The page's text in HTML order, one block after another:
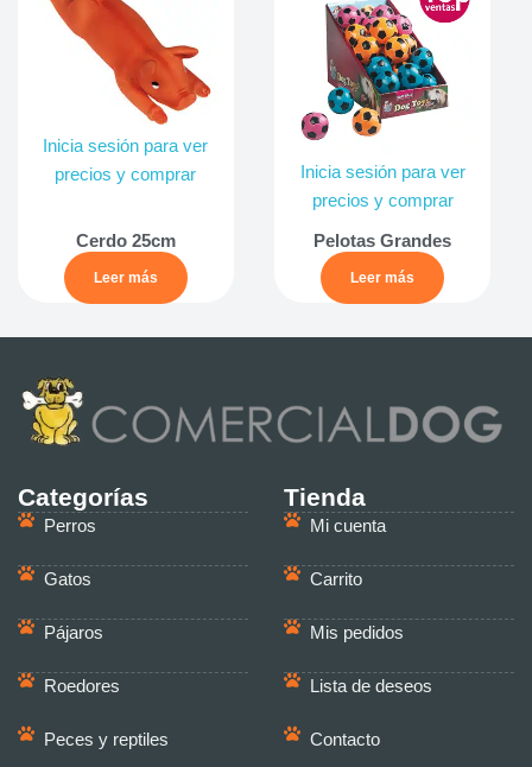
Inicia sesión para ver
precios y comprar
Cerdo 25cm
Leer más
Inicia sesión para ver
precios y comprar
Pelotas Grandes
Leer más
Categorías
Perros
Gatos
Pájaros
Roedores
Peces y reptiles
Tienda
Mi cuenta
Carrito
Mis pedidos
Lista de deseos
Contacto